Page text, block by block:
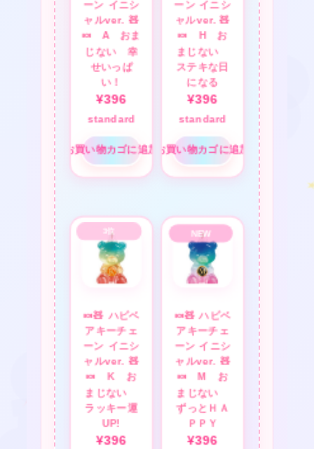
ーン イニシ
ャルver. 🧸
🍬 A おま
じない 幸
せいっぱ
い！
¥396
standard
お買い物カゴに追加
ーン イニシ
ャルver. 🧸
🍬 H お
まじない
ステキな日
になる
¥396
standard
お買い物カゴに追加
🍬🧸 ハピベ
アキーチェ
ーン イニシ
ャルver. 🧸
🍬 K お
まじない
ラッキー運
UP!
¥396
🍬🧸 ハピベ
アキーチェ
ーン イニシ
ャルver. 🧸
🍬 M お
まじない
ずっとＨＡ
ＰＰＹ
¥396
★